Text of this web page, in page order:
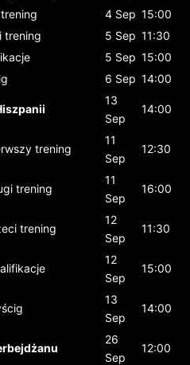
4 Sep 15:00
trening 5 Sep 11:30
5 Sep 15:00
6 Sep 14:00
13
Sep
14:00
trening
11
Sep
12:30
trening
11
Sep
16:00
trening
12
Sep
11:30
12
Sep
15:00
13
Sep
14:00
26
Sep
12:00